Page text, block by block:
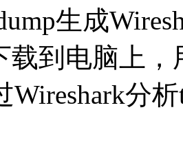
生成
载到电脑上，
Wireshark分